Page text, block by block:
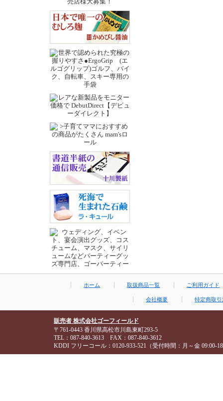
ホーム 取扱商品一覧 ご利用ガイド
会社概要 特定商取
販売者 株式会社ゴーフィールド
〒761-0443 香川県高松市川島東町293-5
TEL：087-840-3613 FAX：087-840-3612
KDDI フリーコール：0120-933-521（受付時間：月～金 09:00-